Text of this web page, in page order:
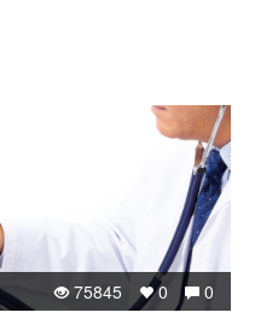
0
0
75845